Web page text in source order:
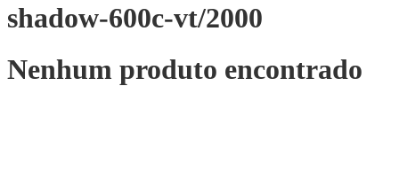
shadow-600c-vt/2000
Nenhum produto encontrado